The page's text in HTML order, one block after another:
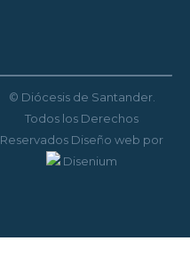
© Diócesis de Santander.
Todos los Derechos
Reservados Diseño web por
Disenium